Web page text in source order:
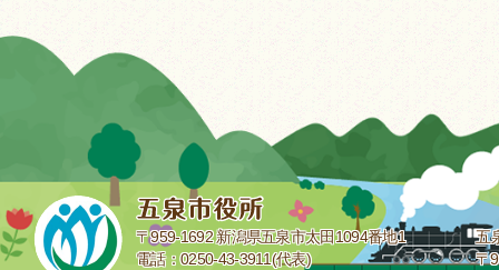
〒959-1692 新潟県五泉市太田1094番地1
電話：0250-43-3911(代表)
五
〒